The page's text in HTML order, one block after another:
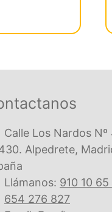
Calle Los Nardos Nº
Alpedrete,
Llámanos: 910 10 65
654 276 827